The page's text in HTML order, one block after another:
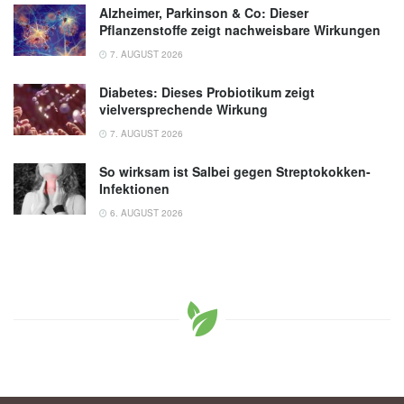
Alzheimer, Parkinson & Co: Dieser
Pflanzenstoffe zeigt nachweisbare Wirkungen
7. AUGUST 2026
Diabetes: Dieses Probiotikum zeigt
vielversprechende Wirkung
7. AUGUST 2026
So wirksam ist Salbei gegen Streptokokken-
Infektionen
6. AUGUST 2026